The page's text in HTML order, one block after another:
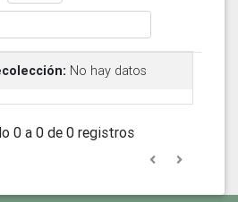
No hay datos
0 a 0 de 0 registros